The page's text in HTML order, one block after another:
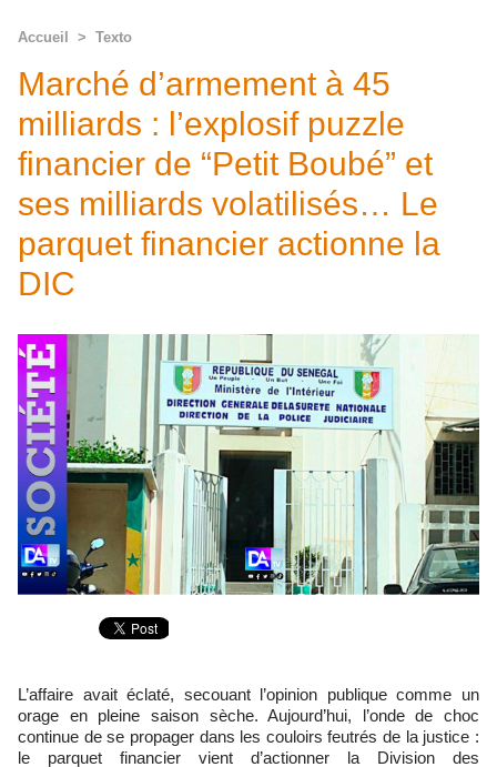
Accueil > Texto
Marché d’armement à 45
milliards : l’explosif puzzle
financier de “Petit Boubé” et
ses milliards volatilisés… Le
parquet financier actionne la
DIC
L’affaire avait éclaté, secouant l’opinion publique comme un
orage en pleine saison sèche. Aujourd’hui, l’onde de choc
continue de se propager dans les couloirs feutrés de la justice :
le parquet financier vient d’actionner la Division des